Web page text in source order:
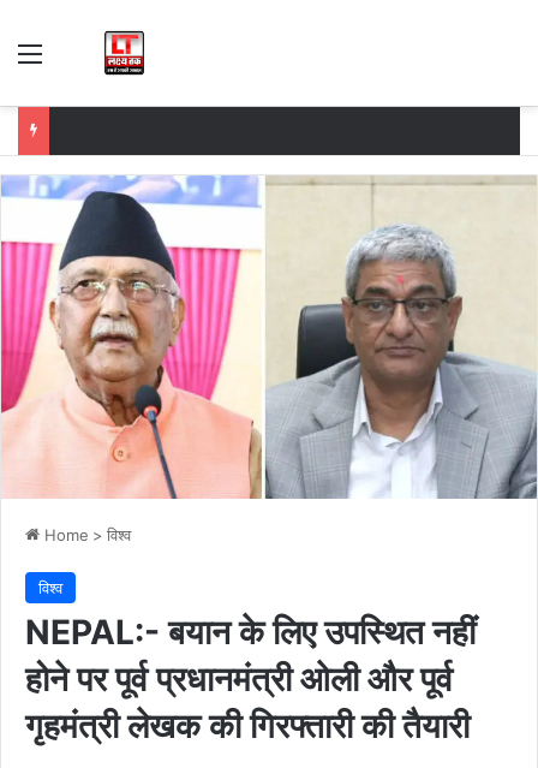
Menu
Home > विश्व
विश्व
NEPAL:- बयान के लिए उपस्थित नहीं
होने पर पूर्व प्रधानमंत्री ओली और पूर्व
गृहमंत्री लेखक की गिरफ्तारी की तैयारी